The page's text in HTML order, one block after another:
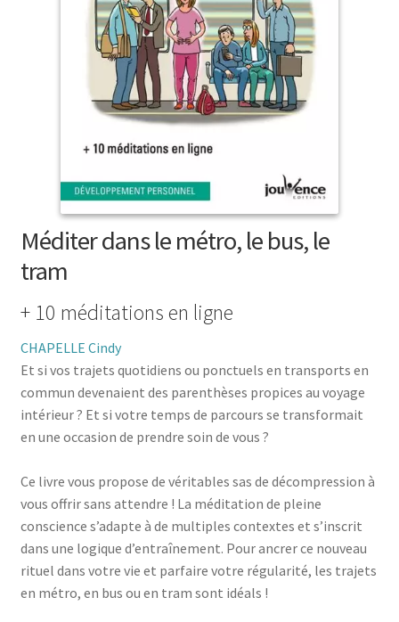
Médecine douces
Collections
Méditer dans le métro, le bus, le
tram
+ 10 méditations en ligne
CHAPELLE Cindy
Et si vos trajets quotidiens ou ponctuels en transports en
commun devenaient des parenthèses propices au voyage
intérieur ? Et si votre temps de parcours se transformait
en une occasion de prendre soin de vous ?
Ce livre vous propose de véritables sas de décompression à
vous offrir sans attendre ! La méditation de pleine
conscience s’adapte à de multiples contextes et s’inscrit
dans une logique d’entraînement. Pour ancrer ce nouveau
rituel dans votre vie et parfaire votre régularité, les trajets
en métro, en bus ou en tram sont idéals !